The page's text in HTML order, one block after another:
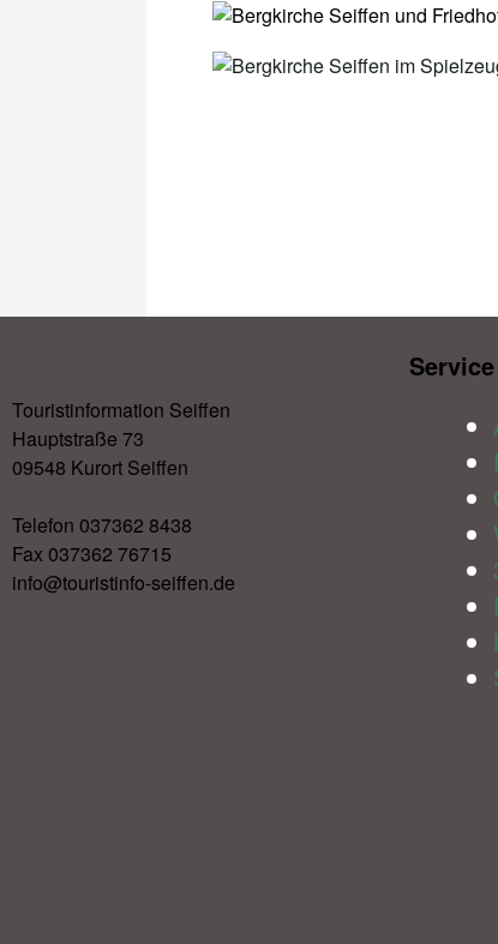
Touristinformation Seiffen
Hauptstraße 73
09548 Kurort Seiffen
Telefon 037362 8438
Fax 037362 76715
info@touristinfo-seiffen.de
Service​